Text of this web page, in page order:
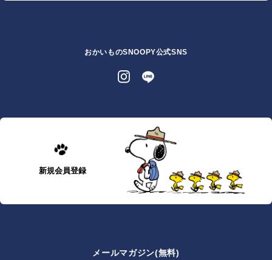
おかいものSNOOPY公式SNS
新規会員登録
メールマガジン(無料)